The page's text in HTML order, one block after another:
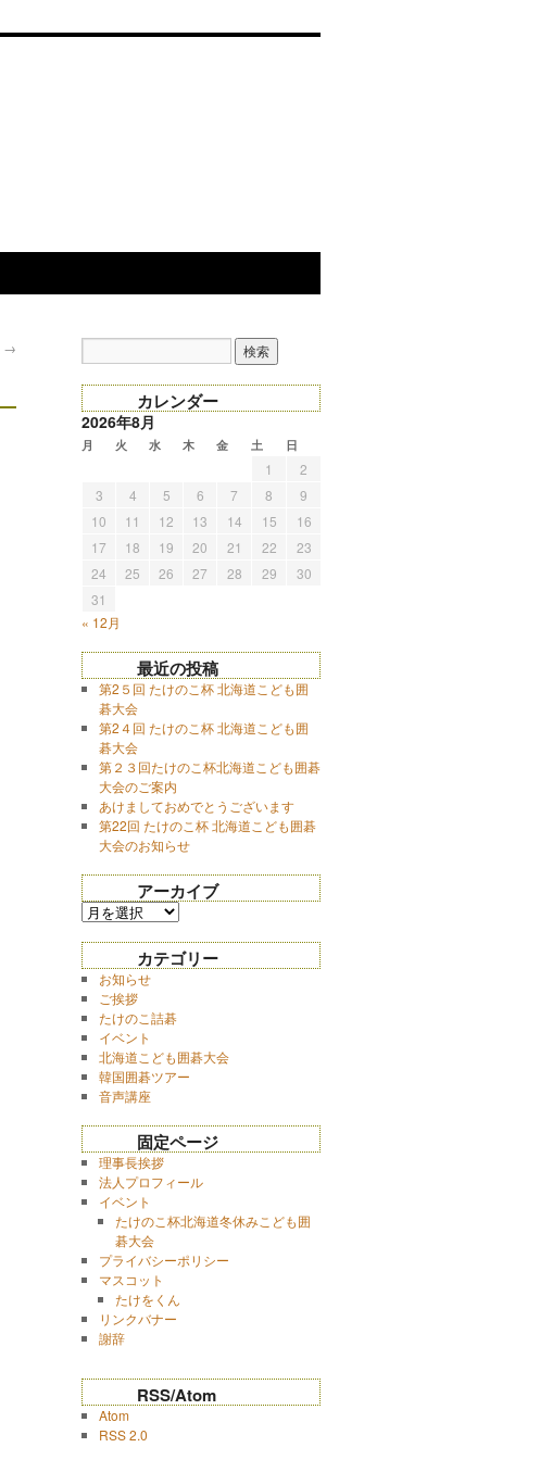
→
カレンダー
2026年8月
月 火 水 木 金 土 日
« 12月
1
2
3
4 5 6 7 8
9
10
11 12 13 14 15
16
17
18 19 20 21 22
23
24
25 26 27 28 29
30
31
最近の投稿
第2５回 たけのこ杯 北海道こども囲
碁大会
第2４回 たけのこ杯 北海道こども囲
碁大会
第２３回たけのこ杯北海道こども囲碁
大会のご案内
あけましておめでとうございます
第22回 たけのこ杯 北海道こども囲碁
大会のお知らせ
アーカイブ
カテゴリー
お知らせ
ご挨拶
たけのこ詰碁
イベント
北海道こども囲碁大会
韓国囲碁ツアー
音声講座
固定ページ
理事長挨拶
法人プロフィール
イベント
たけのこ杯北海道冬休みこども囲
碁大会
プライバシーポリシー
マスコット
たけをくん
リンクバナー
謝辞
RSS/Atom
Atom
RSS 2.0